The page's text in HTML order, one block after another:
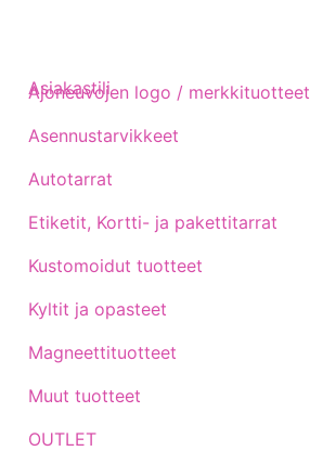
Ajoneuvojen logo / merkkituotteet
Asennustarvikkeet
Autotarrat
Etiketit, Kortti- ja pakettitarrat
Kustomoidut tuotteet
Kyltit ja opasteet
Magneettituotteet
Muut tuotteet
OUTLET
Asiakastili